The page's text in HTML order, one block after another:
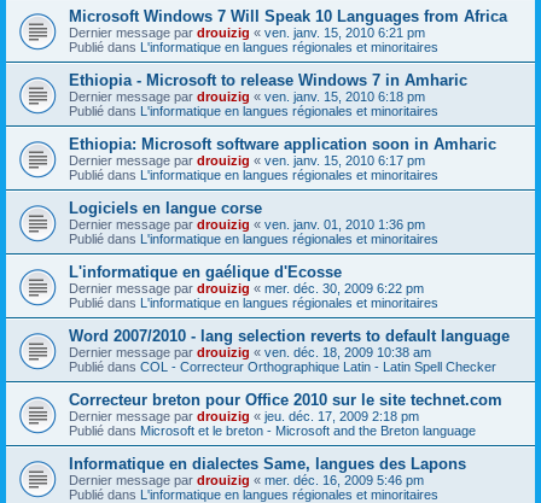
Microsoft Windows 7 Will Speak 10 Languages from Africa
Dernier message par drouizig « ven. janv. 15, 2010 6:21 pm
Publié dans L'informatique en langues régionales et minoritaires
Ethiopia - Microsoft to release Windows 7 in Amharic
Dernier message par drouizig « ven. janv. 15, 2010 6:18 pm
Publié dans L'informatique en langues régionales et minoritaires
Ethiopia: Microsoft software application soon in Amharic
Dernier message par drouizig « ven. janv. 15, 2010 6:17 pm
Publié dans L'informatique en langues régionales et minoritaires
Logiciels en langue corse
Dernier message par drouizig « ven. janv. 01, 2010 1:36 pm
Publié dans L'informatique en langues régionales et minoritaires
L'informatique en gaélique d'Ecosse
Dernier message par drouizig « mer. déc. 30, 2009 6:22 pm
Publié dans L'informatique en langues régionales et minoritaires
Word 2007/2010 - lang selection reverts to default language
Dernier message par drouizig « ven. déc. 18, 2009 10:38 am
Publié dans COL - Correcteur Orthographique Latin - Latin Spell Checker
Correcteur breton pour Office 2010 sur le site technet.com
Dernier message par drouizig « jeu. déc. 17, 2009 2:18 pm
Publié dans Microsoft et le breton - Microsoft and the Breton language
Informatique en dialectes Same, langues des Lapons
Dernier message par drouizig « mer. déc. 16, 2009 5:46 pm
Publié dans L'informatique en langues régionales et minoritaires